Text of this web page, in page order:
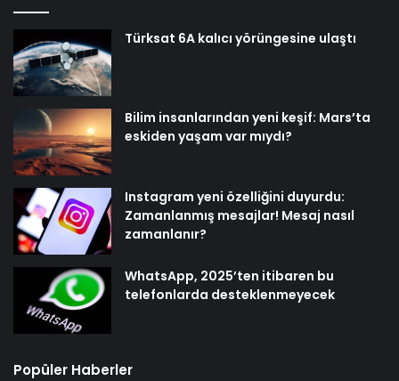
Türksat 6A kalıcı yörüngesine ulaştı
Bilim insanlarından yeni keşif: Mars’ta
eskiden yaşam var mıydı?
Instagram yeni özelliğini duyurdu:
Zamanlanmış mesajlar! Mesaj nasıl
zamanlanır?
WhatsApp, 2025’ten itibaren bu
telefonlarda desteklenmeyecek
Popüler Haberler